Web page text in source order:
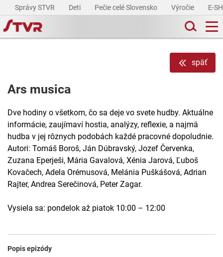
Správy STVR Deti Pečie celé Slovensko Výročie E-
späť
Ars musica
Dve hodiny o všetkom, čo sa deje vo svete hudby. Aktuálne
informácie, zaujímaví hostia, analýzy, reflexie, a najmä
hudba v jej rôznych podobách každé pracovné dopoludnie.
Autori: Tomáš Boroš, Ján Dúbravský, Jozef Červenka,
Zuzana Eperješi, Mária Gavalová, Xénia Jarová, Ľuboš
Kovačech, Adela Orémusová, Melánia Puškášová, Adrian
Rajter, Andrea Serečinová, Peter Zagar.
Vysiela sa: pondelok až piatok 10:00 – 12:00
Popis epizódy